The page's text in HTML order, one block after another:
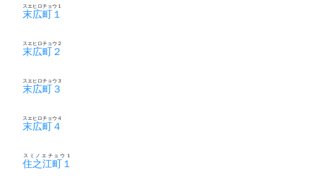
末広町１
スエヒロチョウ１
末広町２
スエヒロチョウ２
末広町３
スエヒロチョウ３
末広町４
スエヒロチョウ４
住之江町１
スミノエチョウ１